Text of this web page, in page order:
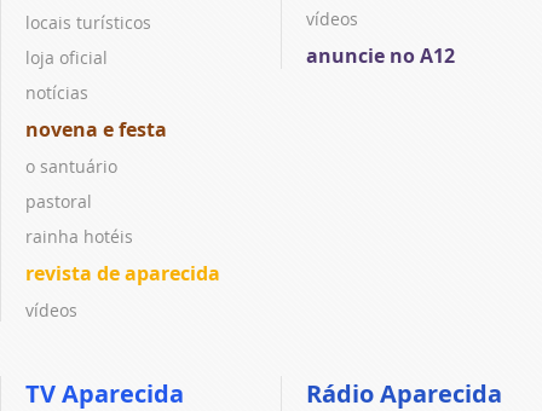
locais turísticos
loja oficial
notícias
novena e festa
o santuário
pastoral
rainha hotéis
revista de aparecida
vídeos
vídeos
anuncie no A12
TV Aparecida Rádio Aparecida